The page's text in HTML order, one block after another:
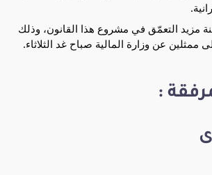
ممثلين عن وزارة المالية صباح غد الثلاثاء.
: